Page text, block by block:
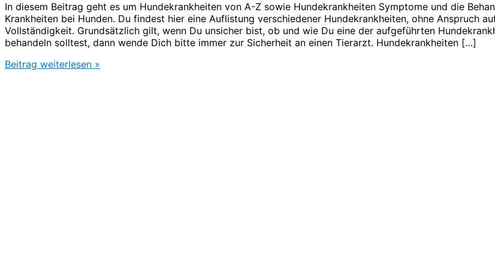
In diesem Beitrag geht es um Hundekrankheiten von A-Z sowie Hundekrankheiten Symptome und die
Krankheiten bei Hunden. Du findest hier eine Auflistung verschiedener Hundekrankheiten, ohne Anspruch
Vollständigkeit. Grundsätzlich gilt, wenn Du unsicher bist, ob und wie Du eine der aufgeführten
behandeln solltest, dann wende Dich bitte immer zur Sicherheit an einen Tierarzt. Hundekrankheiten […]
Hundekrankheiten
Beitrag weiterlesen »